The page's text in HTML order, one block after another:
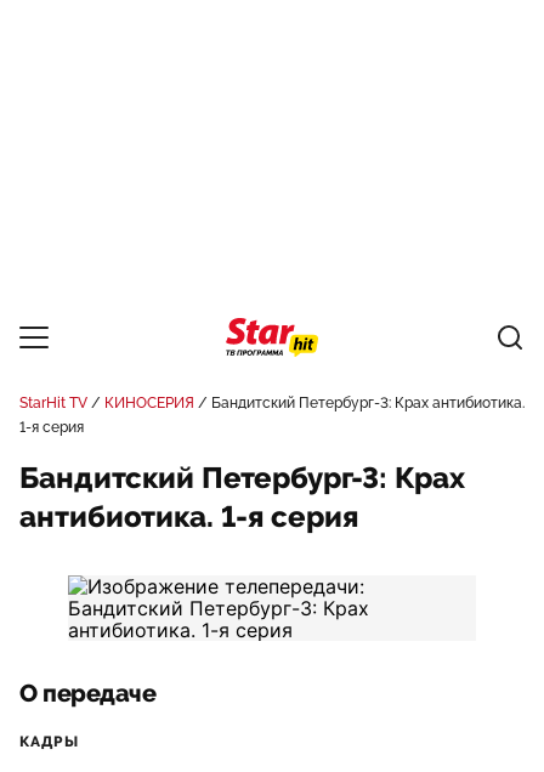
StarHit TV КИНОСЕРИЯ
Бандитский Петербург-3: Крах антибиотика.
1-я серия
Бандитский Петербург-3: Крах
антибиотика. 1-я серия
О передаче
КАДРЫ